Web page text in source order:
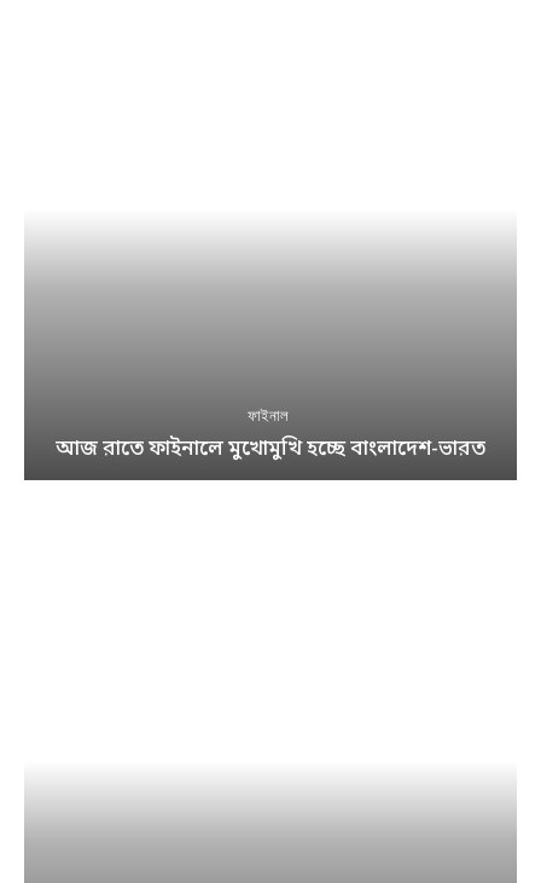
ফাইনাল
আজ রাতে ফাইনালে মুখোমুখি হচ্ছে বাংলাদেশ-ভারত